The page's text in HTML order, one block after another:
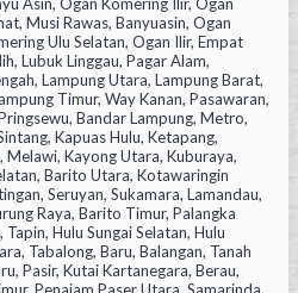
Musi Rawas, Banyuasin, Ogan
Ulu Selatan, Ogan Ilir, Empat
Lubuk Linggau, Pagar Alam,
Lampung Utara, Lampung Barat,
Timur, Way Kanan, Pasawaran,
Bandar Lampung, Metro,
Kapuas Hulu, Ketapang,
Melawi, Kayong Utara, Kuburaya,
Barito Utara, Kotawaringin
Seruyan, Sukamara, Lamandau,
Raya, Barito Timur, Palangka
Hulu Sungai Selatan, Hulu
Tabalong, Baru, Balangan, Tanah
Pasir, Kutai Kartanegara, Berau,
Penajam Paser Utara, Samarinda,